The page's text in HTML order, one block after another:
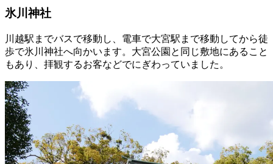
氷川神社
川越駅までバスで移動し、電車で大宮駅まで移動してから徒
歩で氷川神社へ向かいます。大宮公園と同じ敷地にあること
もあり、拝観するお客などでにぎわっていました。